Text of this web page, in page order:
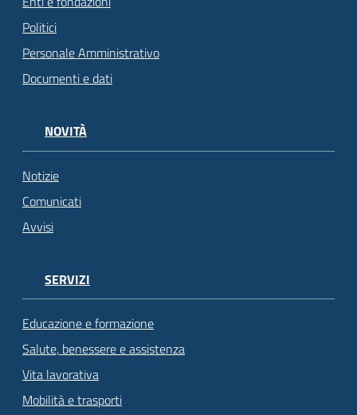
Politici
Personale Amministrativo
Documenti e dati
NOVITÀ
Notizie
Comunicati
Avvisi
SERVIZI
Educazione e formazione
Salute, benessere e assistenza
Vita lavorativa
Mobilità e trasporti